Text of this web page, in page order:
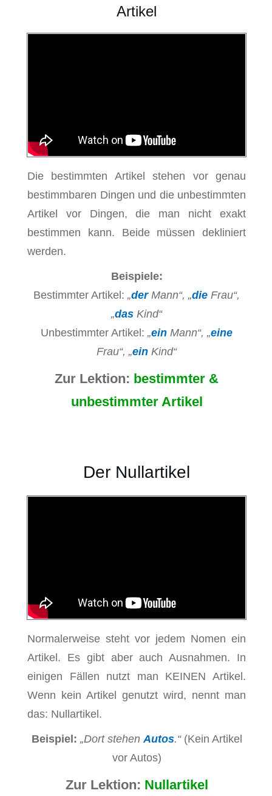
Artikel
Die bestimmten Artikel stehen vor genau
bestimmbaren Dingen und die unbestimmten
Artikel vor Dingen, die man nicht exakt
bestimmen kann. Beide müssen dekliniert
werden.
Beispiele:
Bestimmter Artikel: „derMann“, „die Frau“,
„das Kind“
Unbestimmter Artikel: „ein Mann“, „eine
Frau“, „ein Kind“
Zur Lektion: bestimmter &
unbestimmter Artikel
Der Nullartikel
Normalerweise steht vor jedem Nomen ein
Artikel. Es gibt aber auch Ausnahmen. In
einigen Fällen nutzt man KEINEN Artikel.
Wenn kein Artikel genutzt wird, nennt man
das: Nullartikel.
Beispiel: „Dort stehenAutos.“(Kein Artikel
vor Autos)
Zur Lektion: Nullartikel